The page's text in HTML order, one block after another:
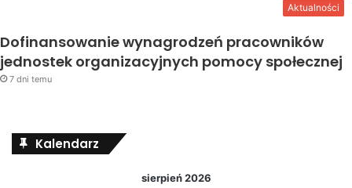
Aktualności
Dofinansowanie wynagrodzeń pracowników
jednostek organizacyjnych pomocy społecznej
7 dni temu
Kalendarz
sierpień 2026